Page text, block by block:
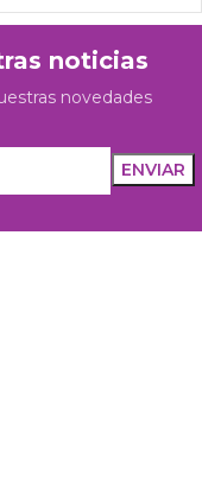
noticias
novedades